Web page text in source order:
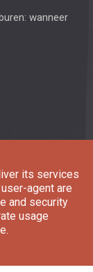
wanneer
WebDesign
its services
agent are
and security
usage